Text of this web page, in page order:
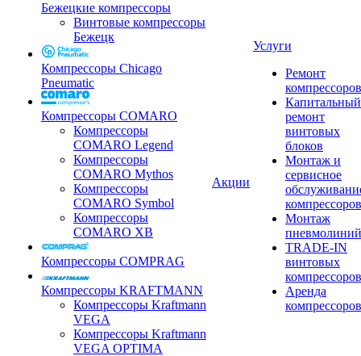
Бежецкие компрессоры
Винтовые компрессоры
Бежецк
Компрессоры Chicago
Pneumatic
Компрессоры COMARO
Компрессоры
COMARO Legend
Компрессоры
COMARO Mythos
Компрессоры
COMARO Symbol
Компрессоры
COMARO XB
Компрессоры COMPRAG
Компрессоры KRAFTMANN
Компрессоры Kraftmann
VEGA
Компрессоры Kraftmann
VEGA OPTIMA
Акции
Услуги
Ремонт
компрессоров
Капитальный
ремонт
винтовых
блоков
Монтаж и
сервисное
компрессоров
Монтаж
пневмолиний
TRADE-IN
винтовых
компрессоров
Аренда
компрессоров